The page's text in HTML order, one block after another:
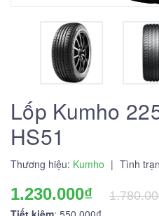
Lốp Kumho
HS51
Thương hiệu: Kumho | Tình
1.230.000₫